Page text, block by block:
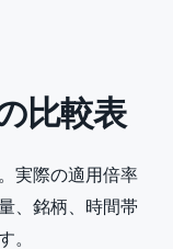
比較表
実際の適用倍率
、銘柄、時間帯
。